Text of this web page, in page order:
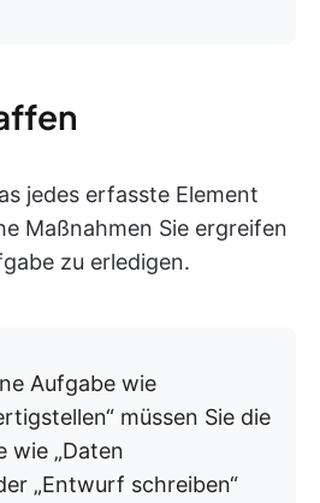
jedes erfasste Element
Maßnahmen Sie ergreifen
zu erledigen.
Aufgabe wie
müssen Sie die
wie „Daten
„Entwurf schreiben“